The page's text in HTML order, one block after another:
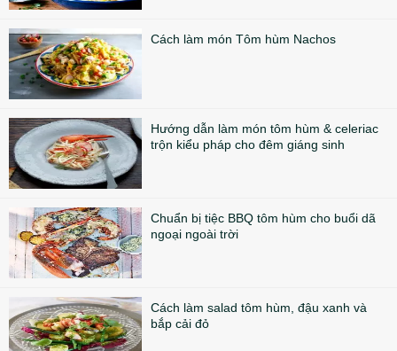
Cách làm món Tôm hùm Nachos
Hướng dẫn làm món tôm hùm & celeriac
trộn kiểu pháp cho đêm giáng sinh
Chuẩn bị tiệc BBQ tôm hùm cho buổi dã
ngoại ngoài trời
Cách làm salad tôm hùm, đậu xanh và
bắp cải đỏ